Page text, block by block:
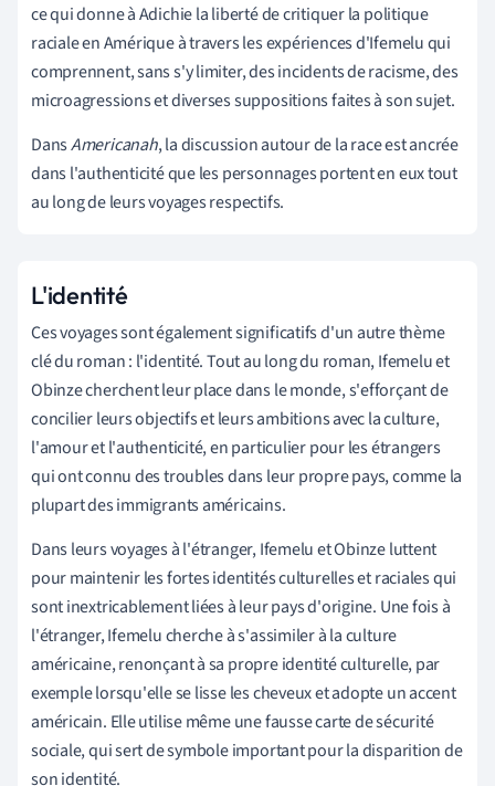
ce qui donne à Adichie la liberté de critiquer la politique
raciale en Amérique à travers les expériences d'Ifemelu qui
comprennent, sans s'y limiter, des incidents de racisme, des
microagressions et diverses suppositions faites à son sujet.
DansAmericanah, la discussion autour de la race est ancrée
dans l'authenticité que les personnages portent en eux tout
au long de leurs voyages respectifs.
L'identité
Ces voyages sont également significatifs d'un autre thème
clé du roman : l'identité. Tout au long du roman, Ifemelu et
Obinze cherchent leur place dans le monde, s'efforçant de
concilier leurs objectifs et leurs ambitions avec la culture,
l'amour et l'authenticité, en particulier pour les étrangers
qui ont connu des troubles dans leur propre pays, comme la
plupart des immigrants américains.
Dans leurs voyages à l'étranger, Ifemelu et Obinze luttent
pour maintenir les fortes identités culturelles et raciales qui
sont inextricablement liées à leur pays d'origine. Une fois à
l'étranger, Ifemelu cherche à s'assimiler à la culture
américaine, renonçant à sa propre identité culturelle, par
exemple lorsqu'elle se lisse les cheveux et adopte un accent
américain. Elle utilise même une fausse carte de sécurité
sociale, qui sert de symbole important pour la disparition de
son identité.